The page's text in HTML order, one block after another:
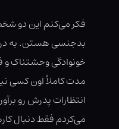
فکر می‌کنم این دو
بدجنسی هستن. به
خونوادگی وحشتناک و
مدت کاملاً اون کسی
انتظارات پدرش رو
می‌کردم فقط دنبال